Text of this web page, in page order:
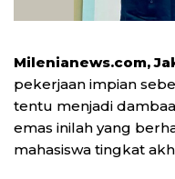
Milenianews.com,
pekerjaan impian
tentu menjadi
emas inilah yang
mahasiswa tingkat